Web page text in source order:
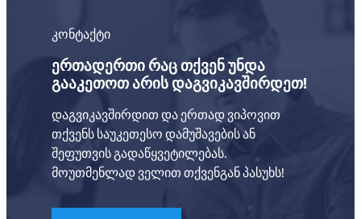
კონტაქტი
ერთადერთი რაც თქვენ უნდა
გააკეთოთ არის დაგვიკავშირდეთ!
დაგვიკავშირდით და ერთად ვიპოვით
თქვენს საუკეთესო დამუშავების ან
შეფუთვის გადაწყვეტილებას.
მოუთმენლად ველით თქვენგან პასუხს!